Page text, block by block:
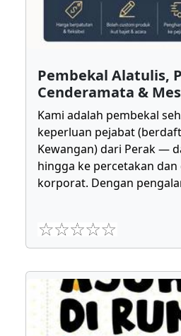
Pembekal Alatulis,
Cenderamata &
Kami adalah pembekal
keperluan pejabat
Kewangan) dari Perak —
hingga ke percetakan
korporat. Dengan